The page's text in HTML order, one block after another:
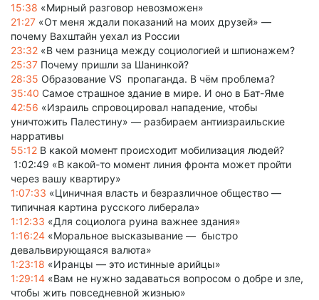
15:38 «Мирный разговор невозможен»
21:27 «От меня ждали показаний на моих друзей» —
почему Вахштайн уехал из России
23:32 «В чем разница между социологией и шпионажем?
25:37 Почему пришли за Шанинкой?
28:35 Образование VS пропагандa. В чём проблема?
35:40 Самое страшное здание в мире. И оно в Бат-Яме
42:56 «Израиль спровоцировал нападение, чтобы
уничтожить Палестину» — разбираем антиизраильские
нарративы
55:12 В какой момент происходит мобилизация людей?
1:02:49 «В какой-то момент линия фронта может пройти
через вашу квартиру»
1:07:33 «Циничная власть и безразличное общество —
типичная картина русского либерала»
1:12:33 «Для социолога руина важнее здания»
1:16:24 «Моральное высказывание — быстро
девальвирующаяся валюта»
1:23:18 «Иранцы — это истинные арийцы»
1:29:14 «Вам не нужно задаваться вопросом о добре и зле,
чтобы жить повседневной жизнью»